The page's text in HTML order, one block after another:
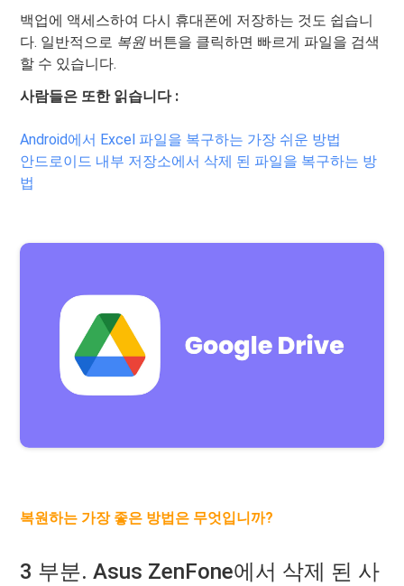
백업에 액세스하여 다시 휴대폰에 저장하는 것도 쉽습니
다. 일반적으로 복원버튼을 클릭하면 빠르게 파일을 검색
할 수 있습니다.
사람들은 또한 읽습니다 :
Android에서 Excel 파일을 복구하는 가장 쉬운 방법
안드로이드 내부 저장소에서 삭제 된 파일을 복구하는 방
법
복원하는 가장 좋은 방법은 무엇입니까?
3 부분. Asus ZenFone에서 삭제 된 사